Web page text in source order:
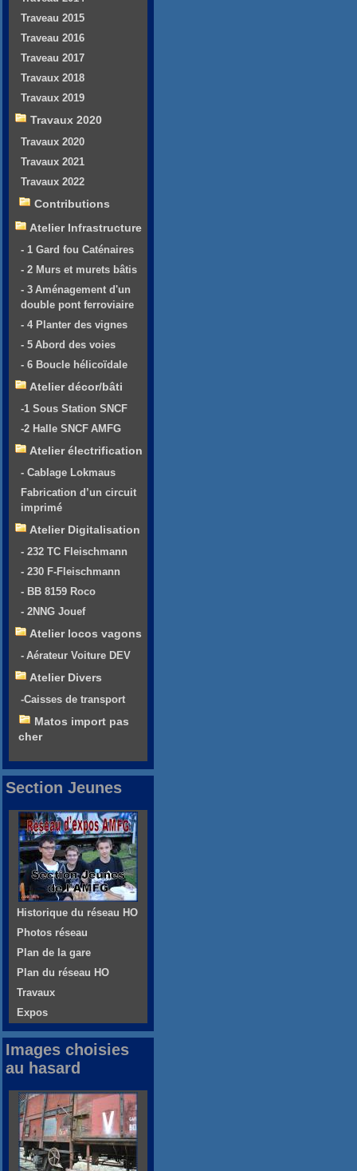
Traveau 2015
Traveau 2016
Traveau 2017
Travaux 2018
Travaux 2019
Travaux 2020
Travaux 2020
Travaux 2021
Travaux 2022
Contributions
Atelier Infrastructure
- 1 Gard fou Caténaires
- 2 Murs et murets bâtis
- 3 Aménagement d'un
double pont ferroviaire
- 4 Planter des vignes
- 5 Abord des voies
- 6 Boucle hélicoïdale
Atelier décor/bâti
-1 Sous Station SNCF
-2 Halle SNCF AMFG
Atelier électrification
- Cablage Lokmaus
Fabrication d’un circuit
imprimé
Atelier Digitalisation
- 232 TC Fleischmann
- 230 F-Fleischmann
- BB 8159 Roco
- 2NNG Jouef
Atelier locos vagons
- Aérateur Voiture DEV
Atelier Divers
-Caisses de transport
Matos import pas
cher
Section Jeunes
Historique du réseau HO
Photos réseau
Plan de la gare
Plan du réseau HO
Travaux
Expos
Images choisies
au hasard